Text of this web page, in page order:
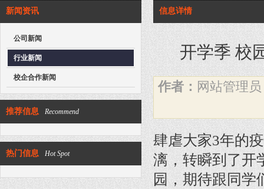
新闻资讯
公司新闻
行业新闻
校企合作新闻
推荐信息 Recommend
热门信息 Hot Spot
信息详情
开学季 校
作者： 网站管理
肆虐大家3年的
漓，转瞬到了开
园，期待跟同学